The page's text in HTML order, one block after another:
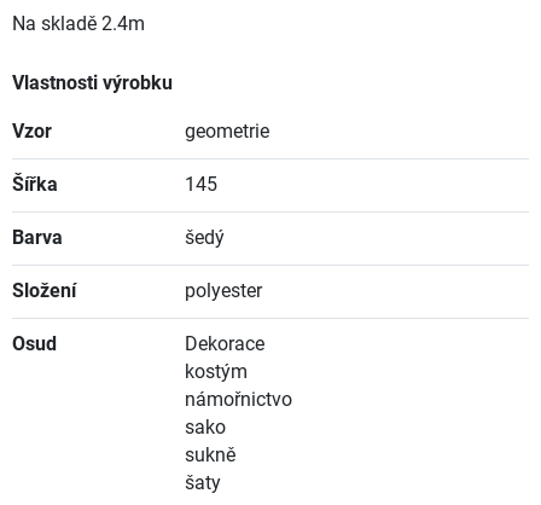
Na skladě 2.4m
Vlastnosti výrobku
Vzor geometrie
Šířka 145
Barva šedý
Složení polyester
Osud
Dekorace
kostým
námořnictvo
sako
sukně
šaty